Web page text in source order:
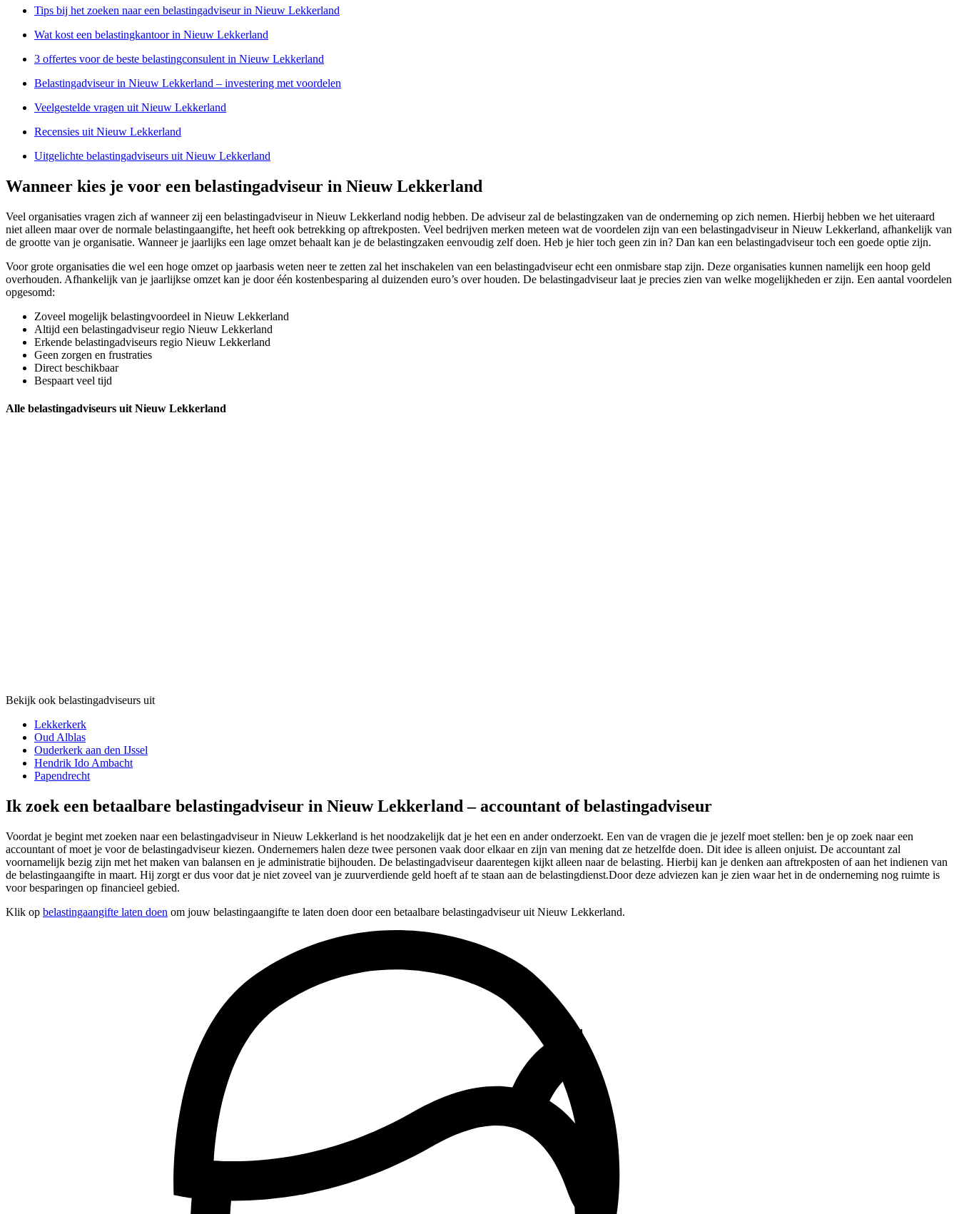
Tips bij het zoeken naar een belastingadviseur in Nieuw Lekkerland
Wat kost een belastingkantoor in Nieuw Lekkerland
3 offertes voor de beste belastingconsulent in Nieuw Lekkerland
Belastingadviseur in Nieuw Lekkerland – investering met voordelen
Veelgestelde vragen uit Nieuw Lekkerland
Recensies uit Nieuw Lekkerland
Uitgelichte belastingadviseurs uit Nieuw Lekkerland
Wanneer kies je voor een belastingadviseur in Nieuw Lekkerland
Veel organisaties vragen zich af wanneer zij een belastingadviseur in Nieuw Lekkerland nodig hebben. De adviseur zal de belastingzaken van de onderneming op zich nemen. Hierbij hebben we het uiteraard
niet alleen maar over de normale belastingaangifte, het heeft ook betrekking op aftrekposten. Veel bedrijven merken meteen wat de voordelen zijn van een belastingadviseur in Nieuw Lekkerland, afhankelijk van
de grootte van je organisatie. Wanneer je jaarlijks een lage omzet behaalt kan je de belastingzaken eenvoudig zelf doen. Heb je hier toch geen zin in? Dan kan een belastingadviseur toch een goede optie zijn.
Voor grote organisaties die wel een hoge omzet op jaarbasis weten neer te zetten zal het inschakelen van een belastingadviseur echt een onmisbare stap zijn. Deze organisaties kunnen namelijk een hoop geld
overhouden. Afhankelijk van je jaarlijkse omzet kan je door één kostenbesparing al duizenden euro’s over houden. De belastingadviseur laat je precies zien van welke mogelijkheden er zijn. Een aantal voordelen
opgesomd:
Zoveel mogelijk belastingvoordeel in Nieuw Lekkerland
Altijd een belastingadviseur regio Nieuw Lekkerland
Erkende belastingadviseurs regio Nieuw Lekkerland
Geen zorgen en frustraties
Direct beschikbaar
Bespaart veel tijd
Alle belastingadviseurs uit Nieuw Lekkerland
Bekijk ook belastingadviseurs uit
Lekkerkerk
Oud Alblas
Ouderkerk aan den IJssel
Hendrik Ido Ambacht
Papendrecht
Ik zoek een betaalbare belastingadviseur in Nieuw Lekkerland – accountant of belastingadviseur
Voordat je begint met zoeken naar een belastingadviseur in Nieuw Lekkerland is het noodzakelijk dat je het een en ander onderzoekt. Een van de vragen die je jezelf moet stellen: ben je op zoek naar een
accountant of moet je voor de belastingadviseur kiezen. Ondernemers halen deze twee personen vaak door elkaar en zijn van mening dat ze hetzelfde doen. Dit idee is alleen onjuist. De accountant zal
voornamelijk bezig zijn met het maken van balansen en je administratie bijhouden. De belastingadviseur daarentegen kijkt alleen naar de belasting. Hierbij kan je denken aan aftrekposten of aan het indienen van
de belastingaangifte in maart. Hij zorgt er dus voor dat je niet zoveel van je zuurverdiende geld hoeft af te staan aan de belastingdienst.Door deze adviezen kan je zien waar het in de onderneming nog ruimte is
voor besparingen op financieel gebied.
Klik op belastingaangifte laten doen om jouw belastingaangifte te laten doen door een betaalbare belastingadviseur uit Nieuw Lekkerland.